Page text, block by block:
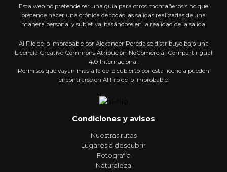
Esta web no pretende ser una guía para otros montañeros sino que
pretende hacer una crónica de todas las salidas realizadas de una
manera personal y subjetiva, basándose en la realidad de la salida.
Al Filo de lo Improbable por Alexander Pereda se distribuye bajo una
Licencia Creative Commons Atribución-NoComercial-CompartirIgual
4.0 Internacional.
Permisos que vayan más allá de lo cubierto por esta licencia pueden
encontrarse en Al Filo de lo Improbable.
Condiciones y avisos
Nuestras rutas
Lugares a descubrir
Fotografía
Naturaleza